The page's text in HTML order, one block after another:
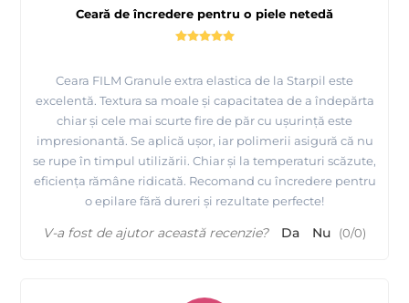
Ceară de încredere pentru o piele netedă
Ceara FILM Granule extra elastica de la Starpil este
excelentă. Textura sa moale și capacitatea de a îndepărta
chiar și cele mai scurte fire de păr cu ușurință este
impresionantă. Se aplică ușor, iar polimerii asigură că nu
se rupe în timpul utilizării. Chiar și la temperaturi scăzute,
eficiența rămâne ridicată. Recomand cu încredere pentru
o epilare fără dureri și rezultate perfecte!
V-a fost de ajutor această recenzie? Da Nu (0/0)